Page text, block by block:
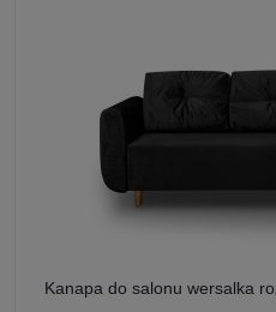
Kanapa do salonu wersalka